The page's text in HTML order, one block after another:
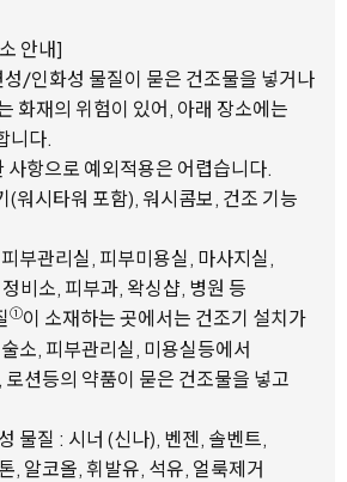
안내]
/인화성 물질이 묻은 건조물을 넣거나
화재의 위험이 있어, 아래 장소에는
니다.
사항으로 예외적용은 어렵습니다.
(워시타워 포함), 워시콤보, 건조 기능
부관리실, 피부미용실, 마사지실,
비소, 피부과, 왁싱샵, 병원 등
①이 소재하는 곳에서는 건조기 설치가
소, 피부관리실, 미용실등에서
션등의 약품이 묻은 건조물을 넣고
물질 : 시너 (신나), 벤젠, 솔벤트,
, 알코올, 휘발유, 석유, 얼룩제거